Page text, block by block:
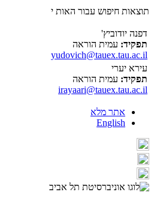
תוצאות חיפוש עבור האות י
דפנה יודוביץ'
תפקיד: עמית הוראה
yudovich@tauex.tau.ac.il
עירא יערי
תפקיד: עמית הוראה
irayaari@tauex.tau.ac.il
אתר מלא
English